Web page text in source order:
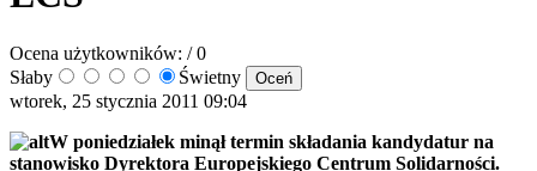
Ocena użytkowników: / 0
Słaby
Świetny
wtorek, 25 stycznia 2011 09:04
W poniedziałek minął termin składania kandydatur na
stanowisko Dyrektora Europejskiego Centrum Solidarności.